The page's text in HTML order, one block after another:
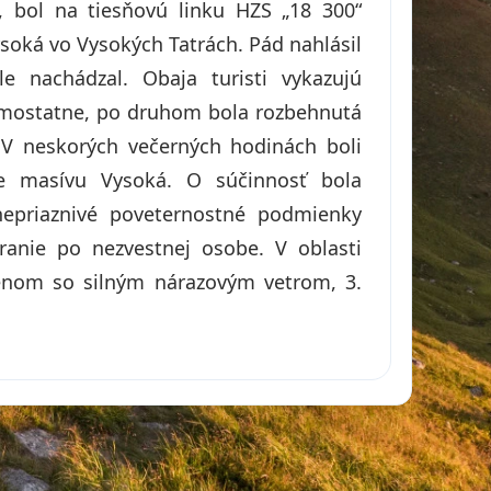
bol na tiesňovú linku HZS „18 300“
vo Vysokých Tatrách. Pád nahlásil
nachádzal. Obaja turisti vykazujú
po druhom bola rozbehnutá
neskorých večerných hodinách boli
masívu Vysoká. O súčinnosť bola
poveternostné podmienky
po nezvestnej osobe. V oblasti
so silným nárazovým vetrom, 3.